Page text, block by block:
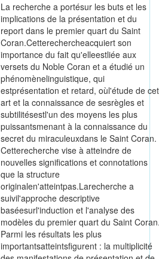
La recherche a portésur les buts et les
implications de la présentation et du
report dans le premier quart du Saint
Coran.Cetterechercheacquiert son
importance du fait qu'elleestliée aux
versets du Noble Coran et a étudié un
phénomènelinguistique, qui
estprésentation et retard, oùl'étude de cet
art et la connaissance de sesrègles et
subtilitésestl'un des moyens les plus
puissantsmenant à la connaissance du
secret du miraculeuxdans le Saint Coran.
Cetterecherche vise à atteindre de
nouvelles significations et connotations
que la structure
originalen'atteintpas.Larecherche a
suivil'approche descriptive
baséesurl'induction et l'analyse des
modèles du premier quart du Saint
Parmi les résultats les plus
importantsatteintsfigurent : la multiplicité